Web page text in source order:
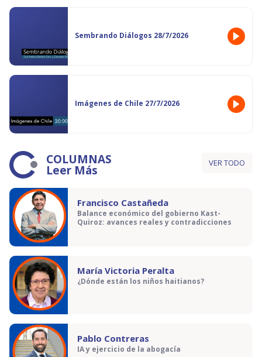
Sembrando Diálogos 28/7/2026
Imágenes de Chile 27/7/2026
COLUMNAS
Leer Más VER TODO
Francisco Castañeda
Balance económico del gobierno Kast-
Quiroz: avances reales y contradicciones
María Victoria Peralta
¿Dónde están los niños haitianos?
Pablo Contreras
IA y ejercicio de la abogacía